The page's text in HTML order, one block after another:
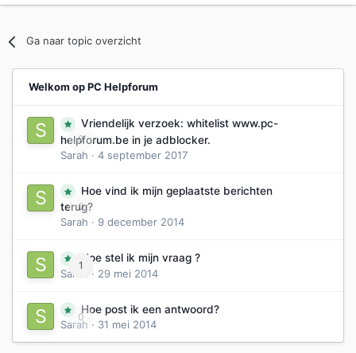
Ga naar topic overzicht
Welkom op PC Helpforum
0
Vriendelijk verzoek: whitelist www.pc-
helpforum.be in je adblocker.
Sarah · 4 september 2017
0
Hoe vind ik mijn geplaatste berichten
terug?
Sarah · 9 december 2014
1
Hoe stel ik mijn vraag ?
Sarah
· 29 mei 2014
0
Hoe post ik een antwoord?
Sarah · 31 mei 2014